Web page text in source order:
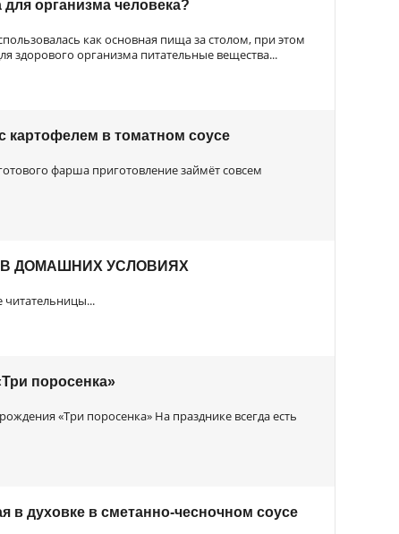
организма человека?
как основная пища за столом, при этом
здорового организма питательные вещества...
картофелем в томатном соусе
фарша приготовление займёт совсем
ДОМАШНИХ УСЛОВИЯХ
читательницы...
поросенка»
«Три поросенка» На празднике всегда есть
в духовке в сметанно-чесночном соусе